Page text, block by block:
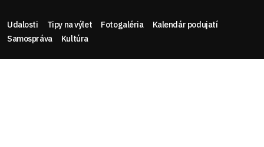
Udalosti Tipy na výlet Fotogaléria
Kalendár podujatí
Samospráva
Kultúra